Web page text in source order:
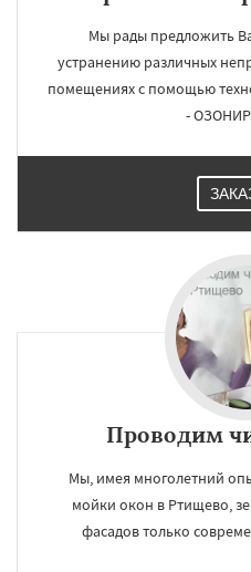
Мы рады предложить
устранению различных
помещениях с помощью
-
Проводим
Мы, имея многолетний
мойки окон в Ртищево,
фасадов только